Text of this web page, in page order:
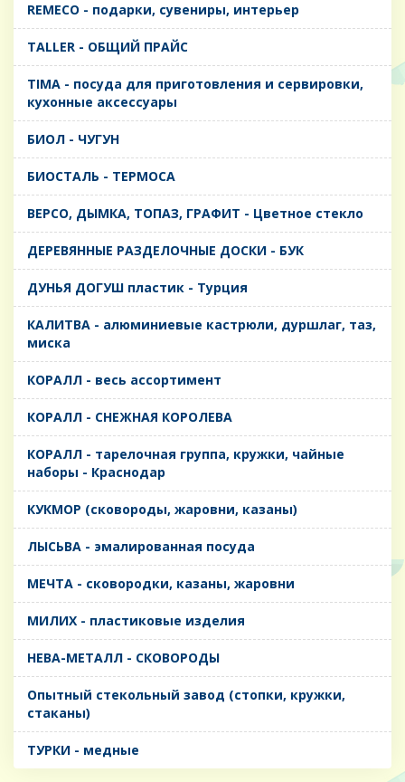
REMECO - подарки, сувениры, интерьер
TALLER - ОБЩИЙ ПРАЙС
TIMA - посуда для приготовления и сервировки,
кухонные аксессуары
БИОЛ - ЧУГУН
БИОСТАЛЬ - ТЕРМОСА
ВЕРСО, ДЫМКА, ТОПАЗ, ГРАФИТ - Цветное стекло
ДЕРЕВЯННЫЕ РАЗДЕЛОЧНЫЕ ДОСКИ - БУК
ДУНЬЯ ДОГУШ пластик - Турция
КАЛИТВА - алюминиевые кастрюли, дуршлаг, таз,
миска
КОРАЛЛ - весь ассортимент
КОРАЛЛ - СНЕЖНАЯ КОРОЛЕВА
КОРАЛЛ - тарелочная группа, кружки, чайные
наборы - Краснодар
КУКМОР (сковороды, жаровни, казаны)
ЛЫСЬВА - эмалированная посуда
МЕЧТА - сковородки, казаны, жаровни
МИЛИХ - пластиковые изделия
НЕВА-МЕТАЛЛ - СКОВОРОДЫ
Опытный стекольный завод (стопки, кружки,
стаканы)
ТУРКИ - медные